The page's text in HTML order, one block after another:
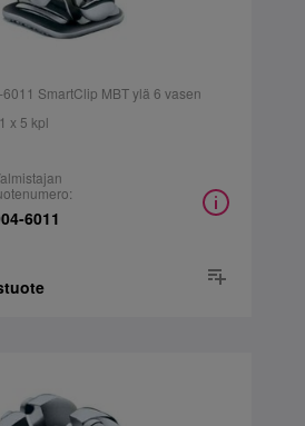
SmartClip MBT ylä 6 vasen
x 5 kpl
6011